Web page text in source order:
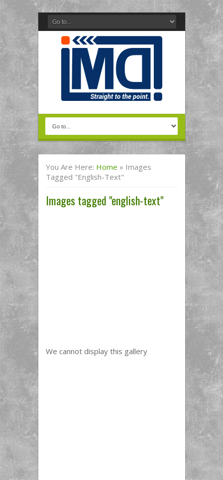
You Are Here: Home » Images
Tagged "english-Text"
Images tagged "english-text"
We cannot display this gallery